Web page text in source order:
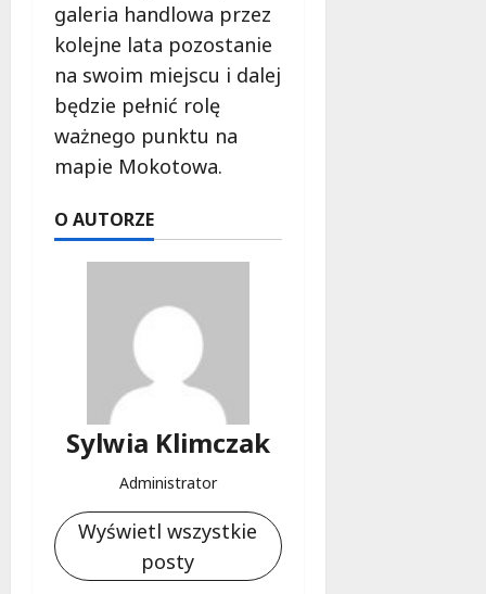
galeria handlowa przez
kolejne lata pozostanie
na swoim miejscu i dalej
będzie pełnić rolę
ważnego punktu na
mapie Mokotowa.
O AUTORZE
Sylwia Klimczak
Administrator
Wyświetl wszystkie
posty